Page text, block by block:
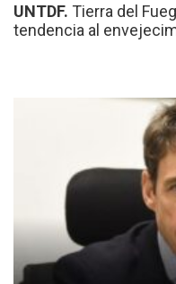
UNTDF. Tierra del
tendencia al